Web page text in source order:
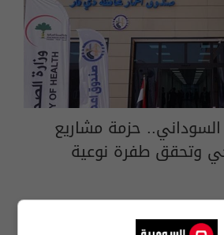
حزمة مشاريع
وتحقق طفرة نوعية